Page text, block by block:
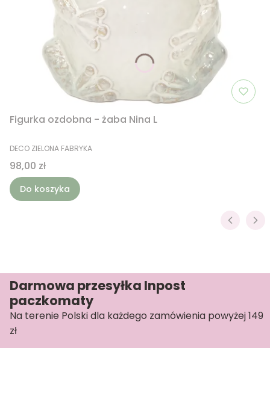
Figurka ozdobna - żaba Nina L
PRODUCENT
DECO ZIELONA FABRYKA
Cena
98,00 zł
Do koszyka
Darmowa przesyłka Inpost
paczkomaty
Na terenie Polski dla każdego zamówienia powyżej 149
zł